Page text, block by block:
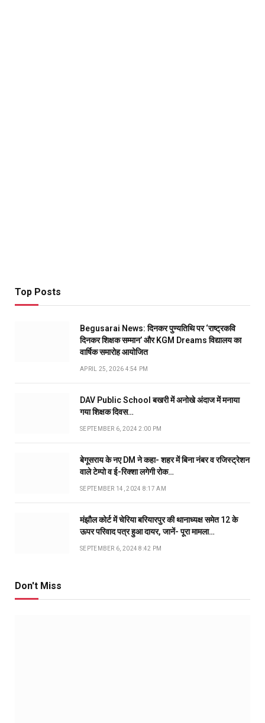
Top Posts
Begusarai News: दिनकर पुण्यतिथि पर ‘राष्ट्रकवि
दिनकर शिक्षक सम्मान’ और KGM Dreams विद्यालय का
वार्षिक समारोह आयोजित
APRIL 25, 2026 4:54 PM
DAV Public School बखरी में अनोखे अंदाज में मनाया
गया शिक्षक दिवस…
SEPTEMBER 6, 2024 2:00 PM
बेगूसराय के नए DM ने कहा- शहर में बिना नंबर व रजिस्ट्रेशन
वाले टेम्पो व ई-रिक्शा लगेगी रोक…
SEPTEMBER 14, 2024 8:17 AM
मंझौल कोर्ट में चेरिया बरियारपुर की थानाध्यक्ष समेत 12 के
ऊपर परिवाद पत्र हुआ दायर, जानें- पूरा मामला…
SEPTEMBER 6, 2024 8:42 PM
Don't Miss